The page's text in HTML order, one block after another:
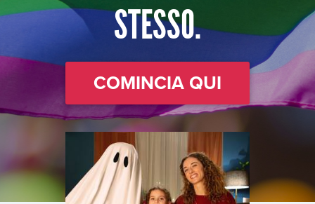
STESSO.
COMINCIA QUI